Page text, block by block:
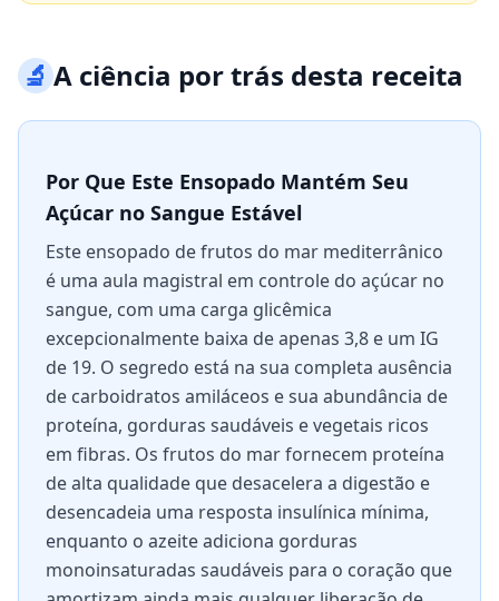
🔬A ciência por trás desta receita
Por Que Este Ensopado Mantém Seu
Açúcar no Sangue Estável
Este ensopado de frutos do mar mediterrânico
é uma aula magistral em controle do açúcar no
sangue, com uma carga glicêmica
excepcionalmente baixa de apenas 3,8 e um IG
de 19. O segredo está na sua completa ausência
de carboidratos amiláceos e sua abundância de
proteína, gorduras saudáveis e vegetais ricos
em fibras. Os frutos do mar fornecem proteína
de alta qualidade que desacelera a digestão e
desencadeia uma resposta insulínica mínima,
enquanto o azeite adiciona gorduras
monoinsaturadas saudáveis para o coração que